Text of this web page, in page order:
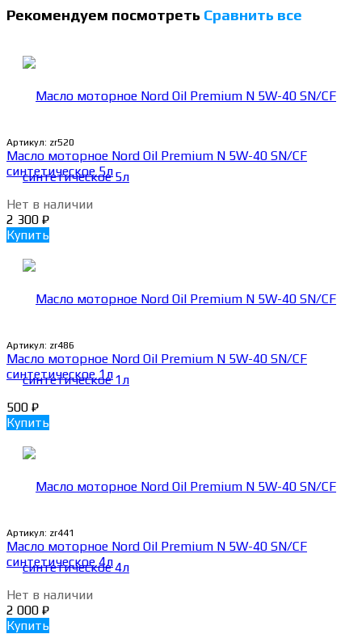
Рекомендуем посмотреть Сравнить все
Артикул: zr520
Масло моторное Nord Oil Premium N 5W-40 SN/CF
синтетическое 5л
Нет в наличии
2 300 ₽
Купить
Артикул: zr486
Масло моторное Nord Oil Premium N 5W-40 SN/CF
синтетическое 1л
500 ₽
Купить
Артикул: zr441
Масло моторное Nord Oil Premium N 5W-40 SN/CF
синтетическое 4л
Нет в наличии
2 000 ₽
Купить